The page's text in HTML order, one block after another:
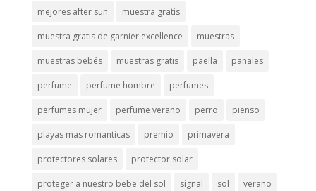
mejores after sun muestra gratis
muestra gratis de garnier excellence muestras
muestras bebés muestras gratis paella pañales
perfume perfume hombre perfumes
perfumes mujer perfume verano perro pienso
playas mas romanticas premio primavera
protectores solares protector solar
proteger a nuestro bebe del sol signal sol verano